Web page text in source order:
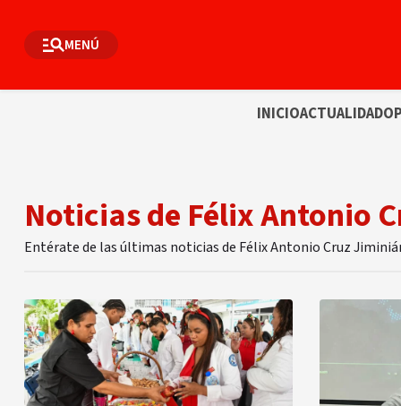
MENÚ
INICIOACTUALIDAD
Noticias de Félix Antonio
Entérate de las últimas noticias de Félix Antonio Cruz